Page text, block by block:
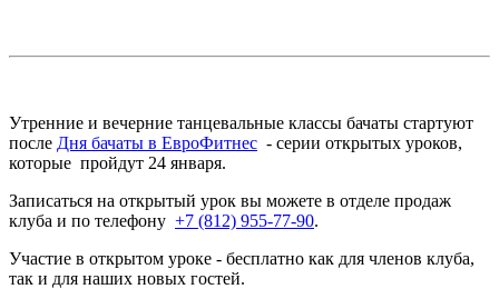
Утренние и вечерние танцевальные классы бачаты стартуют
после Дня бачаты в ЕвроФитнес - серии открытых уроков,
которые пройдут 24 января.
Записаться на открытый урок вы можете в отделе продаж
клуба и по телефону +7 (812) 955-77-90.
Участие в открытом уроке - бесплатно как для членов клуба,
так и для наших новых гостей.